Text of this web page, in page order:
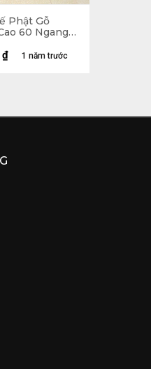
Phật Gỗ
60 Ngang
1 năm trước
₫